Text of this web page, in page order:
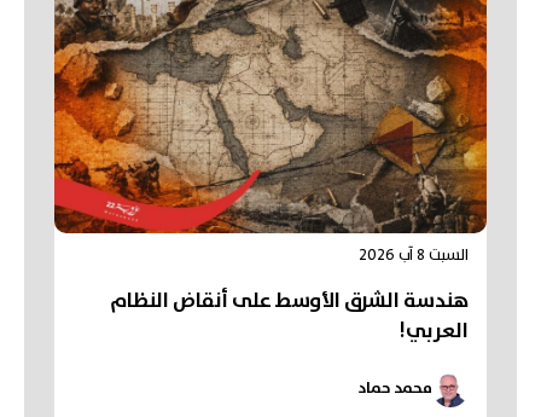
السبت 8 آب 2026
هندسة الشرق الأوسط على أنقاض النظام
العربي!
محمد حماد